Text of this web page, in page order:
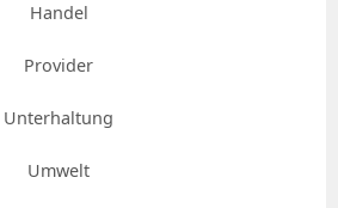
Handel
Provider
Unterhaltung
Umwelt